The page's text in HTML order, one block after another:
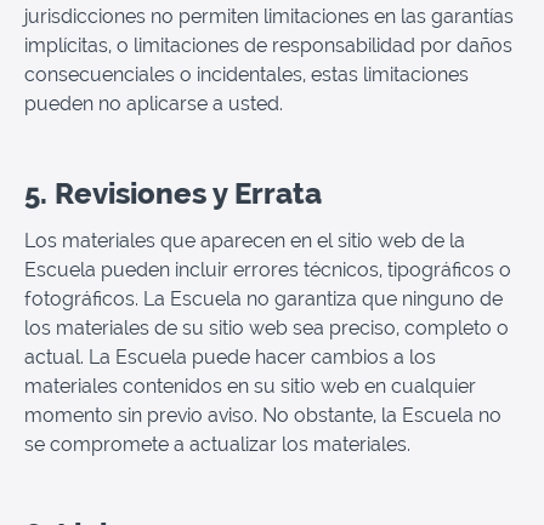
jurisdicciones no permiten limitaciones en las garantías
implícitas, o limitaciones de responsabilidad por daños
consecuenciales o incidentales, estas limitaciones
pueden no aplicarse a usted.
5. Revisiones y Errata
Los materiales que aparecen en el sitio web de la
Escuela pueden incluir errores técnicos, tipográficos o
fotográficos. La Escuela no garantiza que ninguno de
los materiales de su sitio web sea preciso, completo o
actual. La Escuela puede hacer cambios a los
materiales contenidos en su sitio web en cualquier
momento sin previo aviso. No obstante, la Escuela no
se compromete a actualizar los materiales.